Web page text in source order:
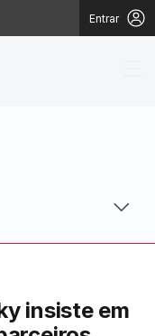
Entrar
insiste em